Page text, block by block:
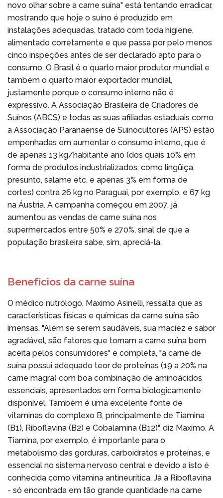
novo olhar sobre a carne suína" está tentando erradicar,
mostrando que hoje o suíno é produzido em
instalações adequadas, tratado com toda higiene,
alimentado corretamente e que passa por pelo menos
cinco inspeções antes de ser declarado apto para o
consumo. O Brasil é o quarto maior produtor mundial e
também o quarto maior exportador mundial,
justamente porque o consumo interno não é
expressivo. A Associação Brasileira de Criadores de
Suínos (ABCS) e todas as suas afiliadas estaduais como
a Associação Paranaense de Suinocultores (APS) estão
empenhadas em aumentar o consumo interno, que é
de apenas 13 kg/habitante ano (dos quais 10% em
forma de produtos industrializados, como lingüiça,
presunto, salame etc. e apenas 3% em forma de
cortes) contra 26 kg no Paraguai, por exemplo, e 67 kg
na Áustria. A campanha começou em 2007, já
aumentou as vendas de carne suína nos
supermercados entre 50% e 270%, sinal de que a
população brasileira sabe, sim, apreciá-la.
Benefícios da carne suína
O médico nutrólogo, Maximo Asinelli, ressalta que as
características físicas e químicas da carne suína são
imensas. "Além se serem saudáveis, sua maciez e sabor
agradável, são fatores que tornam a carne suína bem
aceita pelos consumidores" e completa, "a carne de
suína possui adequado teor de proteínas (19 a 20% na
carne magra) com boa combinação de aminoácidos
essenciais, apresentados em forma biologicamente
disponível. Também é uma excelente fonte de
vitaminas do complexo B, principalmente de Tiamina
(B1), Riboflavina (B2) e Cobalamina (B12)", diz Maximo. A
Tiamina, por exemplo, é importante para o
metabolismo das gorduras, carboidratos e proteínas, e
essencial no sistema nervoso central e devido a isto é
conhecida como vitamina antineurítica. Já a Riboflavina
- só encontrada em tão grande quantidade na carne